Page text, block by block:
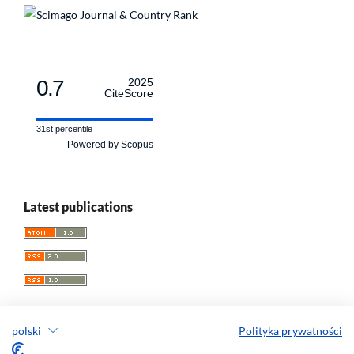
polski Polityka prywatności
0.7
2025
CiteScore
31st percentile
Powered by Scopus
Latest publications